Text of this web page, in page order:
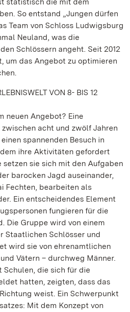
So entstand „Jungen dürfen
Team von Schloss Ludwigsburg
Neuland, was die
Schlössern angeht. Seit 2012
um das Angebot zu optimieren
VON 8- BIS 12
neuen Angebot? Eine
acht und zwölf Jahren
spannenden Besuch in
ihre Aktivitäten gefordert
sie sich mit den Aufgaben
barocken Jagd auseinander,
Fechten, bearbeiten als
Ein entscheidendes Element
fungieren für die
Die Gruppe wird von einem
Staatlichen Schlösser und
wird sie von ehrenamtlichen
Vätern – durchweg Männer.
Schulen, die sich für die
hatten, zeigten, dass das
weist. Ein Schwerpunkt
Mit dem Konzept von